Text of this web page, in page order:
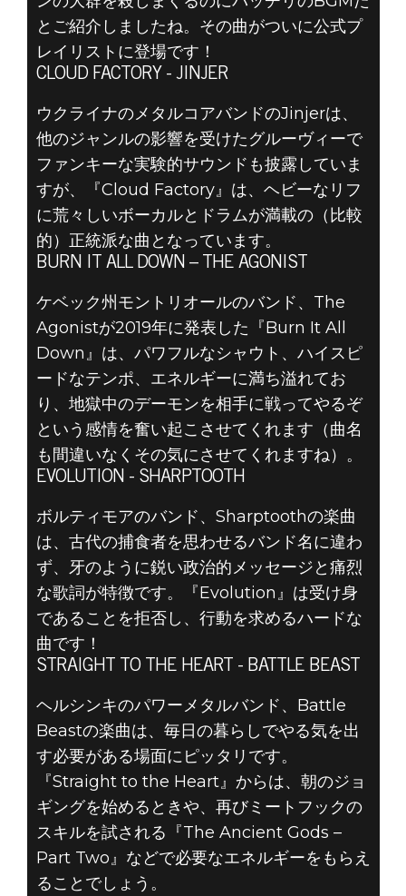
とご紹介しましたね。その曲がついに公式プ
レイリストに登場です！
CLOUD FACTORY - JINJER
ウクライナのメタルコアバンドのJinjerは、
他のジャンルの影響を受けたグルーヴィーで
ファンキーな実験的サウンドも披露していま
すが、『Cloud Factory』は、ヘビーなリフ
に荒々しいボーカルとドラムが満載の（比較
的）正統派な曲となっています。
BURN IT ALL DOWN – THE AGONIST
ケベック州モントリオールのバンド、The
Agonistが2019年に発表した『Burn It All
Down』は、パワフルなシャウト、ハイスピ
ードなテンポ、エネルギーに満ち溢れてお
り、地獄中のデーモンを相手に戦ってやるぞ
という感情を奮い起こさせてくれます（曲名
も間違いなくその気にさせてくれますね）。
EVOLUTION - SHARPTOOTH
ボルティモアのバンド、Sharptoothの楽曲
は、古代の捕食者を思わせるバンド名に違わ
ず、牙のように鋭い政治的メッセージと痛烈
な歌詞が特徴です。『Evolution』は受け身
であることを拒否し、行動を求めるハードな
曲です！
STRAIGHT TO THE HEART - BATTLE BEAST
ヘルシンキのパワーメタルバンド、Battle
Beastの楽曲は、毎日の暮らしでやる気を出
す必要がある場面にピッタリです。
『Straight to the Heart』からは、朝のジョ
ギングを始めるときや、再びミートフックの
スキルを試される『The Ancient Gods –
Part Two』などで必要なエネルギーをもらえ
ることでしょう。